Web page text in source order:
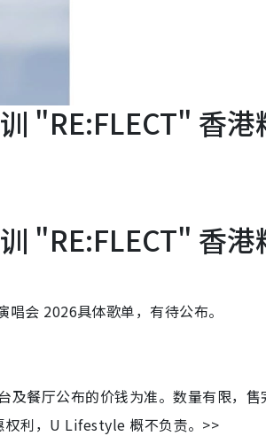
"RE:FLECT" 香港
"RE:FLECT" 香港
会 2026具体歌单，有待公布。
及餐厅公布的价钱为准。数量有限，售
权利，U Lifestyle 概不负责。>>